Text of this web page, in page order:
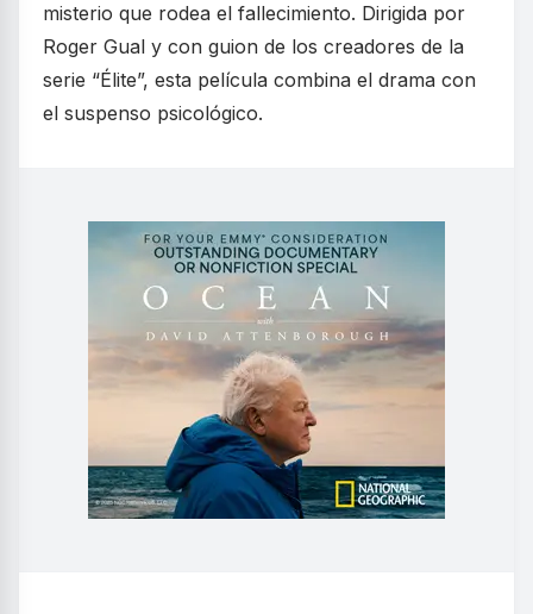
misterio que rodea el fallecimiento. Dirigida por
Roger Gual y con guion de los creadores de la
serie “Élite”, esta película combina el drama con
el suspenso psicológico.